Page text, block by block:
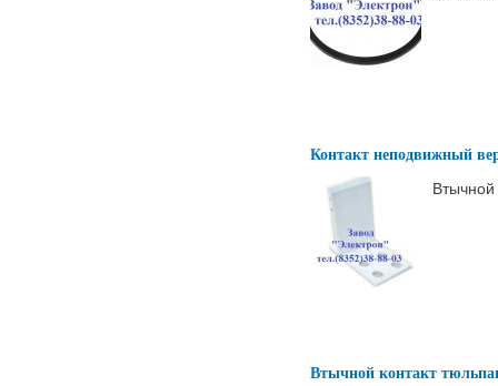
Контакт неподвижный
Втычной контакт